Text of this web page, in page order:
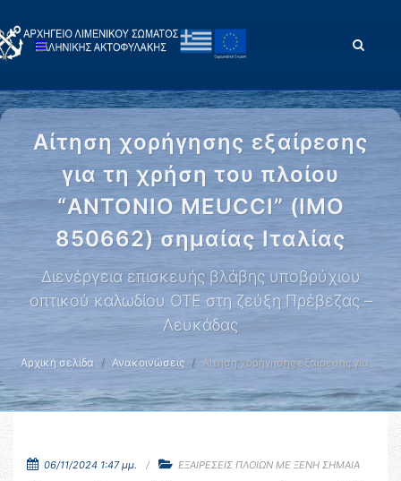
Αίτηση χορήγησης εξαίρεσης
για τη χρήση του πλοίου
“ANTONIO MEUCCI” (IMO
850662) σημαίας Ιταλίας
Διενέργεια επισκευής βλάβης υποβρύχιου
οπτικού καλωδίου ΟΤΕ στη ζεύξη Πρέβεζας –
Λευκάδας
Αρχική σελίδα Ανακοινώσεις Αίτηση χορήγησης εξαίρεσης για …
06/11/2024 1:47 μμ. ΕΞΑΙΡΕΣΕΙΣ ΠΛΟΙΩΝ ΜΕ ΞΕΝΗ ΣΗΜΑΙΑ